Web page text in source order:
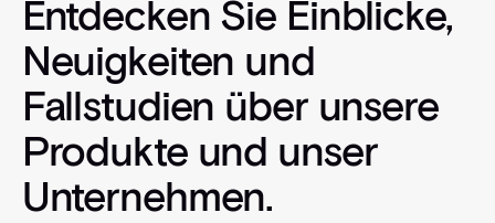
Entdecken Sie Einblicke,
Neuigkeiten und
Fallstudien über unsere
Produkte und unser
Unternehmen.